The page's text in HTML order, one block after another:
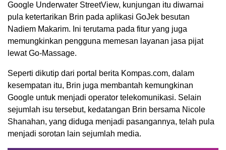
Google Underwater StreetView, kunjungan itu diwarnai
pula ketertarikan Brin pada aplikasi GoJek besutan
Nadiem Makarim. Ini terutama pada fitur yang juga
memungkinkan pengguna memesan layanan jasa pijat
lewat Go-Massage.
Seperti dikutip dari portal berita Kompas.com, dalam
kesempatan itu, Brin juga membantah kemungkinan
Google untuk menjadi operator telekomunikasi. Selain
sejumlah isu tersebut, kedatangan Brin bersama Nicole
Shanahan, yang diduga menjadi pasangannya, telah pula
menjadi sorotan lain sejumlah media.